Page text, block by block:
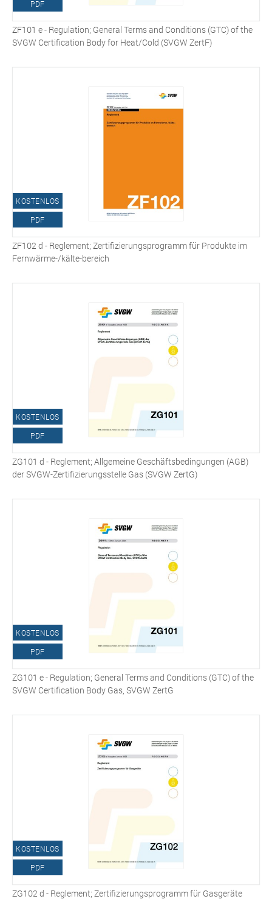
PDF
ZF101 e - Regulation; General Terms and Conditions (GTC) of the
SVGW Certification Body for Heat/Cold (SVGW ZertF)
KOSTENLOS
PDF
ZF102 d - Reglement; Zertifizierungsprogramm für Produkte im
Fernwärme-/kälte-bereich
KOSTENLOS
PDF
ZG101 d - Reglement; Allgemeine Geschäftsbedingungen (AGB)
der SVGW-Zertifizierungsstelle Gas (SVGW ZertG)
KOSTENLOS
PDF
ZG101 e - Regulation; General Terms and Conditions (GTC) of the
SVGW Certification Body Gas, SVGW ZertG
KOSTENLOS
PDF
ZG102 d - Reglement; Zertifizierungsprogramm für Gasgeräte